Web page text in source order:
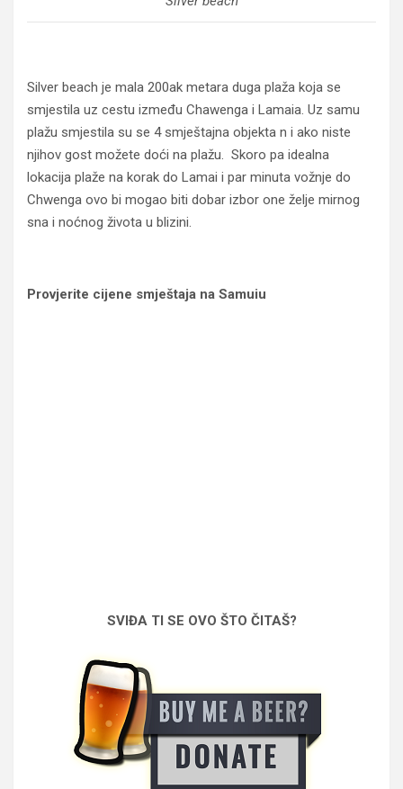
Silver beach je mala 200ak metara duga plaža koja se
smjestila uz cestu između Chawenga i Lamaia. Uz samu
plažu smjestila su se 4 smještajna objekta n i ako niste
njihov gost možete doći na plažu. Skoro pa idealna
lokacija plaže na korak do Lamai i par minuta vožnje do
Chwenga ovo bi mogao biti dobar izbor one želje mirnog
sna i noćnog života u blizini.
Provjerite cijene smještaja na Samuiu
SVIĐA TI SE OVO ŠTO ČITAŠ?